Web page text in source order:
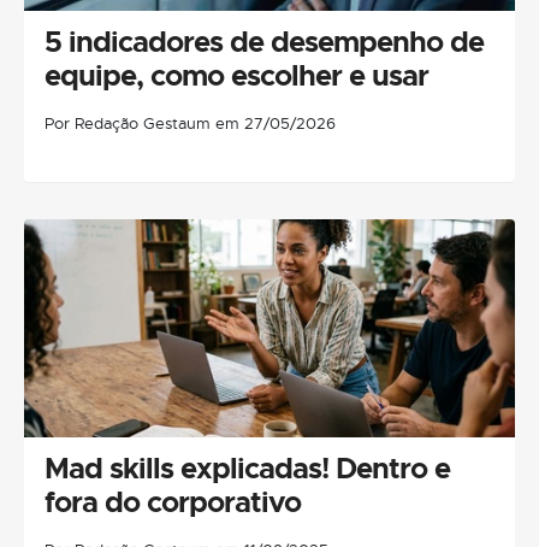
5 indicadores de desempenho de
equipe, como escolher e usar
Por Redação Gestaum em 27/05/2026
Mad skills explicadas! Dentro e
fora do corporativo